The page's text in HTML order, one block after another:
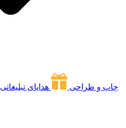
چاپ و طراحی هدایای تبلیغاتی